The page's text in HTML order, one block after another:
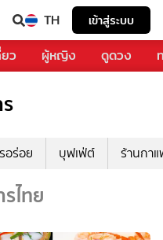
TH เข้าสู่ระบบ
ว ผู้หญิง ดูดวง
อร่อย บุฟเฟ่ต์ ร้านกา
ไทย